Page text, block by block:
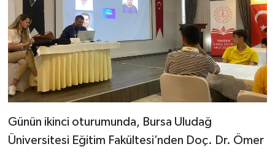
Günün ikinci oturumunda, Bursa Uludağ
Üniversitesi Eğitim Fakültesi’nden Doç. Dr. Ömer